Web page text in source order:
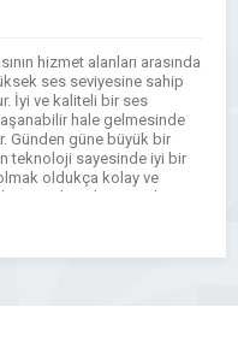
hizmet alanları arasında
ses seviyesine sahip
İyi ve kaliteli bir ses
yaşanabilir hale gelmesinde
Günden güne büyük bir
teknoloji sayesinde iyi bir
oldukça kolay ve
Akustik süngerlerin